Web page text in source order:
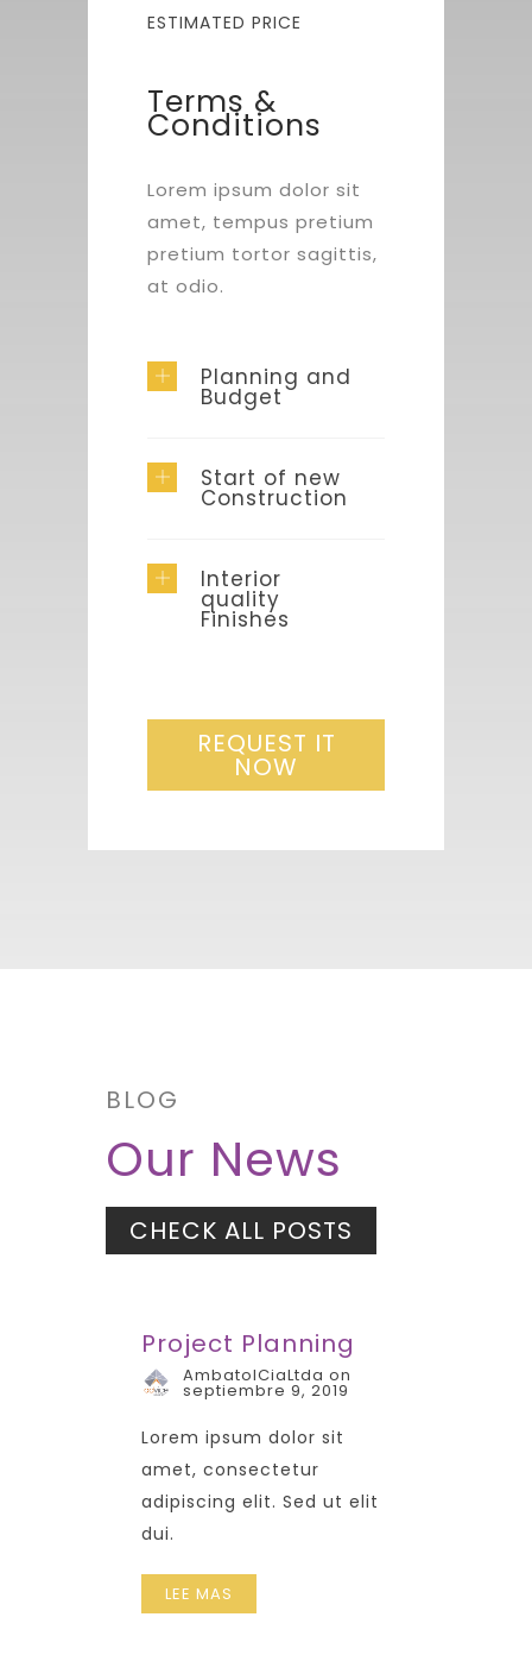
ESTIMATED PRICE
Terms &
Conditions
Lorem ipsum dolor sit
amet, tempus pretium
pretium tortor sagittis,
at odio.
Planning and
Budget
Start of new
Construction
Interior
quality
Finishes
REQUEST IT
NOW
BLOG
Our News
CHECK ALL POSTS
Project Planning
AmbatolCiaLtda on
septiembre 9, 2019
Lorem ipsum dolor sit
amet, consectetur
adipiscing elit. Sed ut elit
dui.
LEE MAS